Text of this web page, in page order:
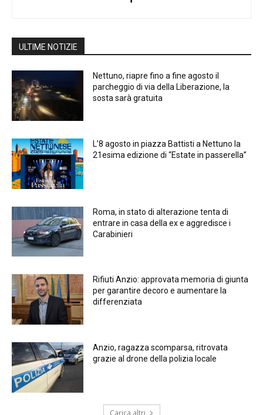
ULTIME NOTIZIE
Nettuno, riapre fino a fine agosto il
parcheggio di via della Liberazione, la
sosta sarà gratuita
L’8 agosto in piazza Battisti a Nettuno la
21esima edizione di “Estate in passerella”
Roma, in stato di alterazione tenta di
entrare in casa della ex e aggredisce i
Carabinieri
Rifiuti Anzio: approvata memoria di giunta
per garantire decoro e aumentare la
differenziata
Anzio, ragazza scomparsa, ritrovata
grazie al drone della polizia locale
Carica altri